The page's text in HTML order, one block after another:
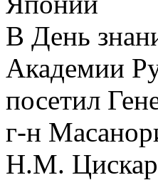
В День
Академии
посетил
г-н
Н.М.